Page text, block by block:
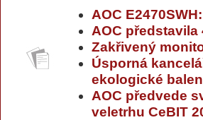
AOC
AOC
Zakřivený
Úsporná
ekologické
AOC předvede
veletrhu CeBIT